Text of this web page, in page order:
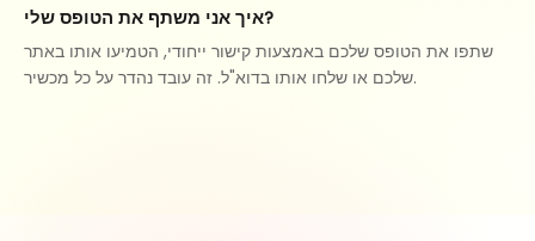
איך אני משתף את הטופס שלי?
שתפו את הטופס שלכם באמצעות קישור ייחודי, הטמיעו אותו באתר
שלכם או שלחו אותו בדוא"ל. זה עובד נהדר על כל מכשיר.